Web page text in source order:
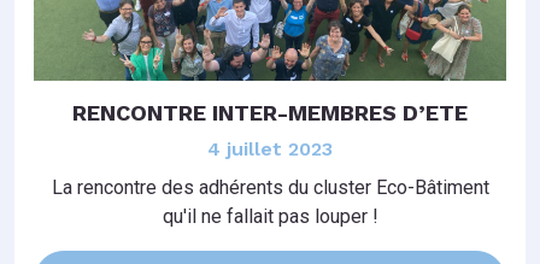
RENCONTRE INTER-MEMBRES D’ETE
4 juillet 2023
La rencontre des adhérents du cluster Eco-Bâtiment
qu'il ne fallait pas louper !